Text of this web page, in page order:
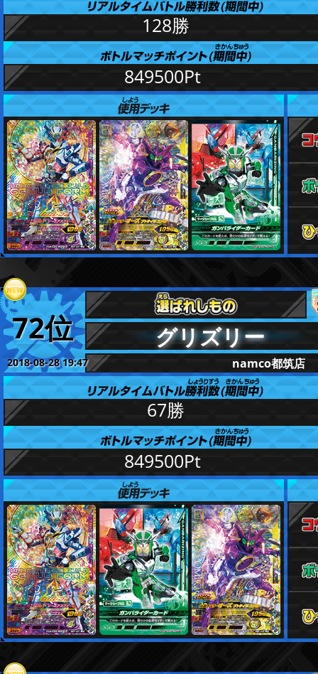
128勝
849500Pt
72位
2018-08-28 19:47
更新
グリズリー
namco都筑店
67勝
849500Pt